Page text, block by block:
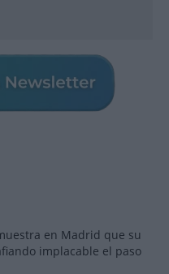
en Madrid que su
implacable el paso